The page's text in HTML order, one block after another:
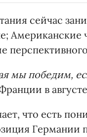
сейчас
мы победим,
в
что есть
Германии